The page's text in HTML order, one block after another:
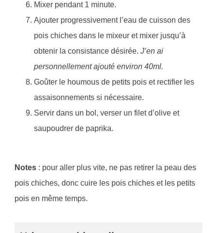
Mixer pendant 1 minute.
Ajouter progressivement l’eau de cuisson des
pois chiches dans le mixeur et mixer jusqu’à
obtenir la consistance désirée. J’en ai
personnellement ajouté environ 40ml.
Goûter le houmous de petits pois et rectifier les
assaisonnements si nécessaire.
Servir dans un bol, verser un filet d’olive et
saupoudrer de paprika.
Notes : pour aller plus vite, ne pas retirer la peau des
pois chiches, donc cuire les pois chiches et les petits
pois en même temps.